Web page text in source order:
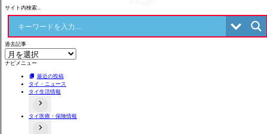
サイト内検索...
過去記事
ナビメニュー
最近の投稿
タイ・ニュース
タイ生活情報
タイの事件あるある
タイ医療・保険情報